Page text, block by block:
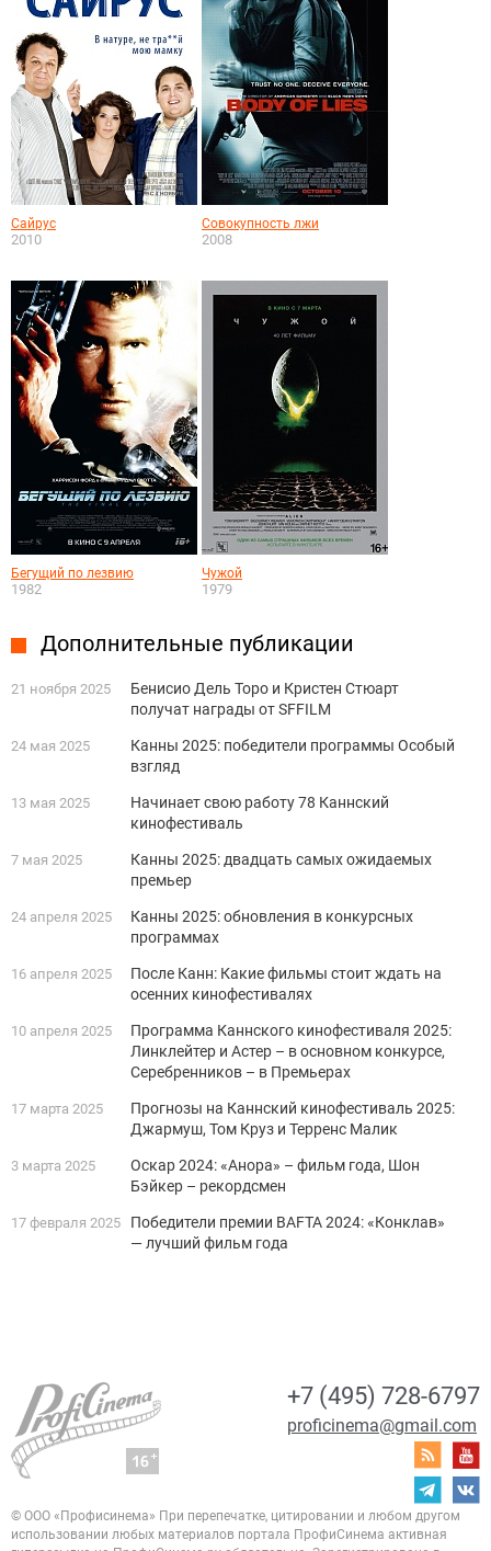
Сайрус
2010
Совокупность лжи
2008
Бегущий по лезвию
1982
Чужой
1979
Дополнительные публикации
21 ноября 2025
Бенисио Дель Торо и Кристен Стюарт
получат награды от SFFILM
24 мая 2025
Канны 2025: победители программы Особый
взгляд
13 мая 2025
Начинает свою работу 78 Каннский
кинофестиваль
7 мая 2025
Канны 2025: двадцать самых ожидаемых
премьер
24 апреля 2025
Канны 2025: обновления в конкурсных
программах
16 апреля 2025
После Канн: Какие фильмы стоит ждать на
осенних кинофестивалях
10 апреля 2025
Программа Каннского кинофестиваля 2025:
Линклейтер и Астер – в основном конкурсе,
Серебренников – в Премьерах
17 марта 2025
Прогнозы на Каннский кинофестиваль 2025:
Джармуш, Том Круз и Терренс Малик
3 марта 2025
Оскар 2024: «Анора» – фильм года, Шон
Бэйкер – рекордсмен
17 февраля 2025
Победители премии BAFTA 2024: «Конклав»
— лучший фильм года
+7 (495) 728-6797
proficinema@gmail.com
© ООО «Профисинема» При перепечатке, цитировании и любом другом
использовании любых материалов портала ПрофиСинема активная